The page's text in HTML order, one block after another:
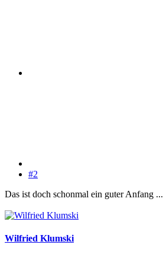
#2
Das ist doch schonmal ein guter Anfang ...
Wilfried Klumski